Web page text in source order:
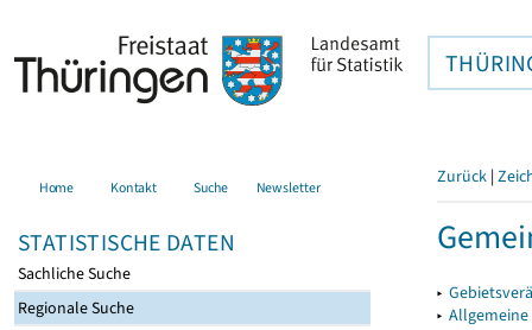
Home Kontakt Suche Newsletter
STATISTISCHE DATEN
Sachliche Suche
Regionale Suche
Zurück |
▸
▸